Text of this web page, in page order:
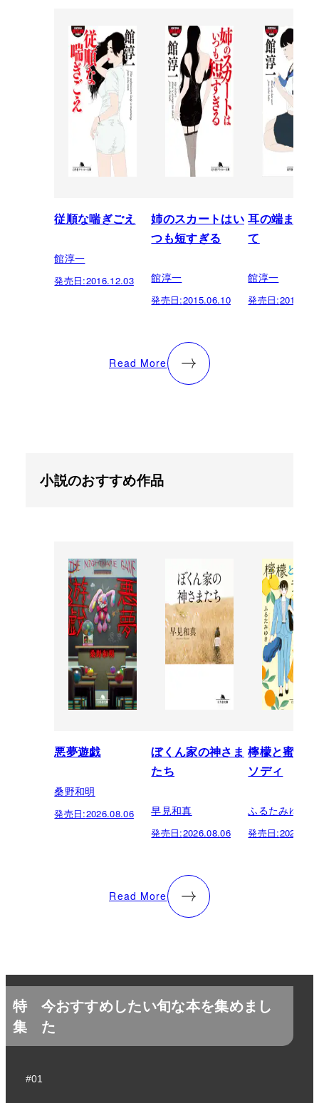
従順な喘ぎごえ
館淳一
発売日:2016.12.03
姉のスカートはい
つも短すぎる
館淳一
発売日:2015.06.10
耳の端まで
て
館淳一
発売日:
Read More
小説のおすすめ作品
悪夢遊戯
桑野和明
発売日:2026.08.06
ぼくん家の神さま
たち
早見和真
発売日:2026.08.06
檸檬と蜜柑
ソディ
ふるたみゆき
発売日:
Read More
特
集
今おすすめしたい旬な本を集めまし
た
#01